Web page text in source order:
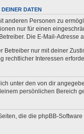
DATEN
anderen Personen zu
nur für einen
Die E-Mail-
nur mit deiner
rechtlicher Interessen
unter den von dir
persönlichen Bereich
die die phpBB-